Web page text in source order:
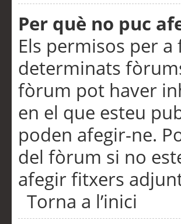
Per què no puc
Els permisos per
determinats
fòrum pot haver
en el que esteu
poden afegir-ne.
del fòrum si no
afegir fitxers
Torna a l’inici